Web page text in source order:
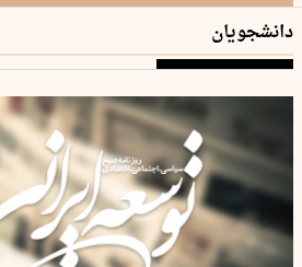
دانشجویان